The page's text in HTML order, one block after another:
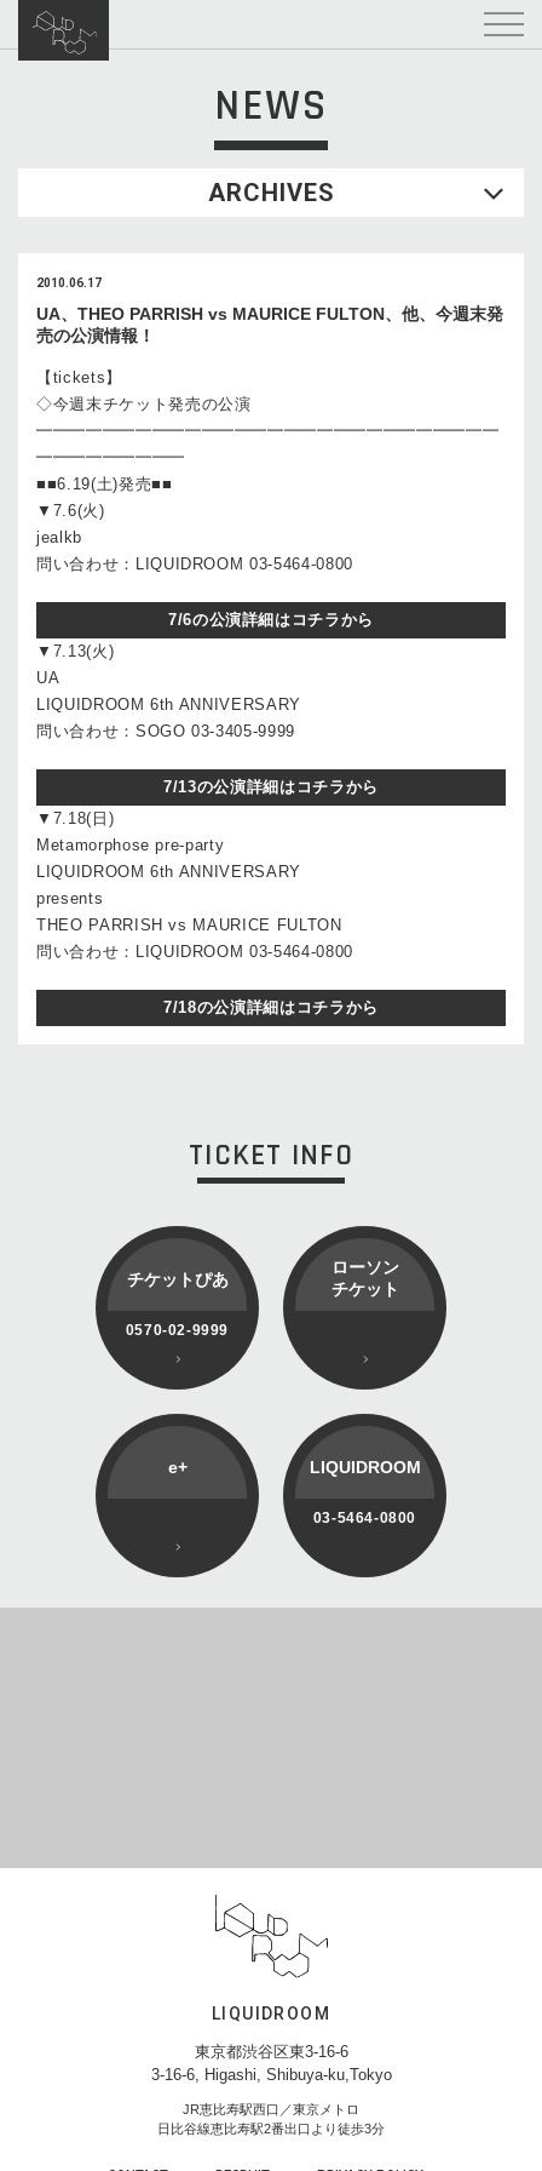
NEWS
ARCHIVES
2010.06.17
UA、THEO PARRISH vs MAURICE FULTON、他、今週末発
売の公演情報！
【tickets】
◇今週末チケット発売の公演
━━━━━━━━━━━━━━━━━━━━━━━━━━━━
━━━━━━━━━
■■6.19(土)発売■■
▼7.6(火)
jealkb
問い合わせ：LIQUIDROOM 03-5464-0800
7/6の公演詳細はコチラから
▼7.13(火)
UA
LIQUIDROOM 6th ANNIVERSARY
問い合わせ：SOGO 03-3405-9999
7/13の公演詳細はコチラから
▼7.18(日)
Metamorphose pre-party
LIQUIDROOM 6th ANNIVERSARY
presents
THEO PARRISH vs MAURICE FULTON
問い合わせ：LIQUIDROOM 03-5464-0800
7/18の公演詳細はコチラから
TICKET INFO
チケットぴあ
0570-02-9999
ローソン
チケット
e+ LIQUIDROOM
03-5464-0800
LIQUIDROOM
東京都渋谷区東3-16-6
3-16-6, Higashi, Shibuya-ku,Tokyo
JR恵比寿駅西口／東京メトロ
日比谷線恵比寿駅2番出口より徒歩3分